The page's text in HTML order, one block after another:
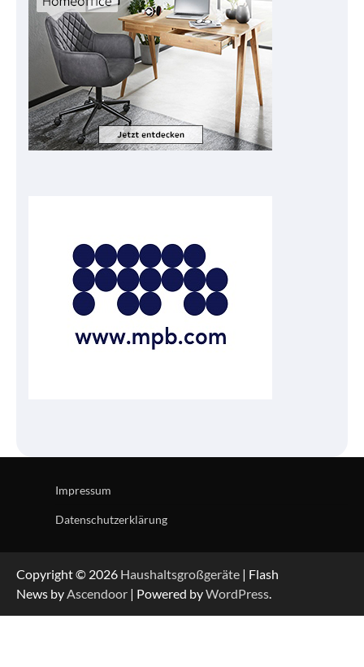
Impressum
Datenschutzerklärung
Copyright © 2026 Haushaltsgroßgeräte | Flash
News byAscendoor | Powered byWordPress.